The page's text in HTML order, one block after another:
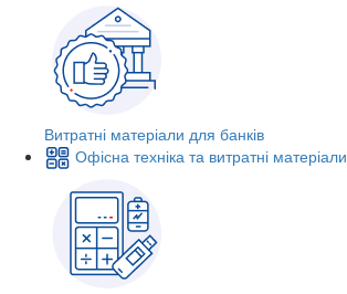
Витратні матеріали для банків
Офісна техніка та витратні матеріали